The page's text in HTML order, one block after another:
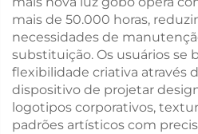
mais de 50.000 horas,
necessidades de
substituição. Os usuários se
flexibilidade criativa através
dispositivo de projetar
logotipos corporativos,
padrões artísticos com